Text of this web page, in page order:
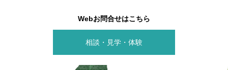
Webお問合せはこちら
相談・見学・体験